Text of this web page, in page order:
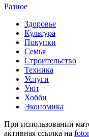
Разное
Здоровье
Культура
Покупки
Семья
Строительство
Техника
Услуги
Уют
Хобби
Экономика
При использовании
активная ссылка на